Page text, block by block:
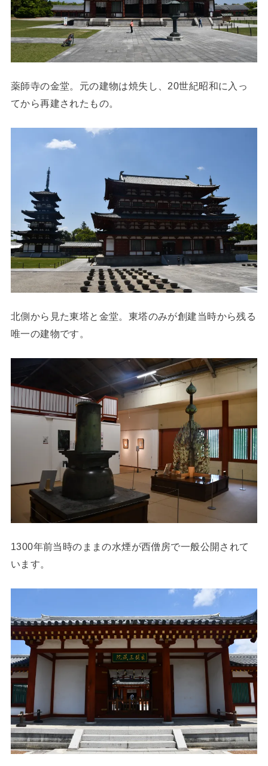
薬師寺の金堂。元の建物は焼失し、20世紀昭和に入っ
てから再建されたもの。
北側から見た東塔と金堂。東塔のみが創建当時から残る
唯一の建物です。
1300年前当時のままの水煙が西僧房で一般公開されて
います。